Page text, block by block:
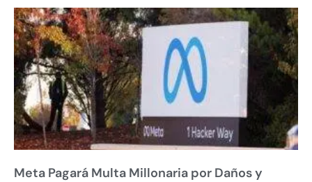
Meta Pagará Multa Millonaria por Daños y